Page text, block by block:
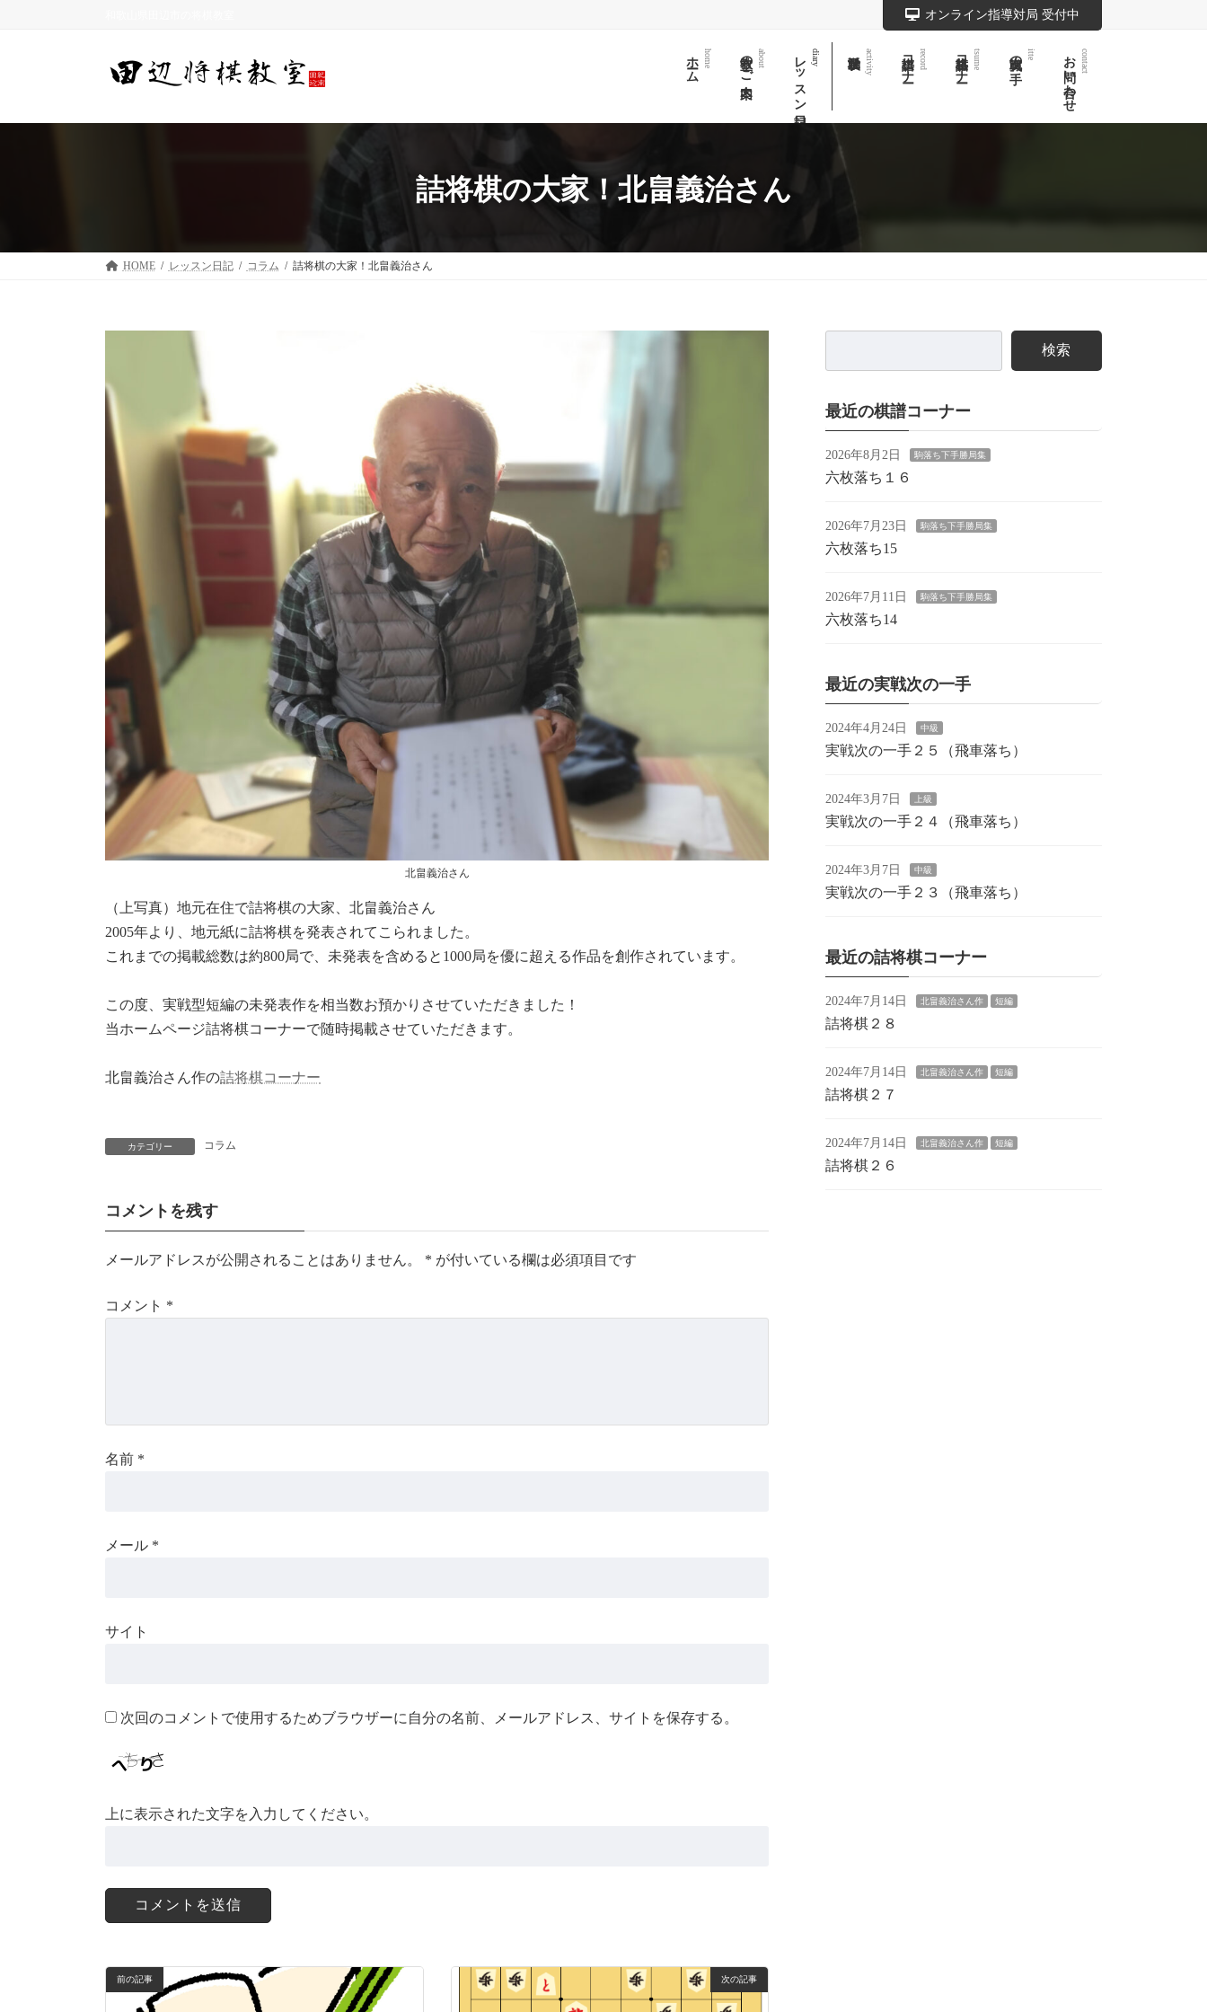
ス
ン
オンライン指導対局 受付中
ホーム home 教室のご案内 about レッスン日記 diary activity 棋譜コーナー record 詰将棋コーナー tsume 実戦次の一手 itte お問い合わせ contact
詰将棋の大家！北畠義治さん
HOME レッスン日記 コラム 詰将棋の大家！北畠義治さん
北畠義治さん
（上写真）地元在住で詰将棋の大家、北畠義治さん
2005年より、地元紙に詰将棋を発表されてこられました。
これまでの掲載総数は約800局で、未発表を含めると1000局を優に超える作品を創作されています。
この度、実戦型短編の未発表作を相当数お預かりさせていただきました！
当ホームページ詰将棋コーナーで随時掲載させていただきます。
北畠義治さん作の詰将棋コーナー
カテゴリー コラム
コメントを残す
メールアドレスが公開されることはありません。 * が付いている欄は必須項目です
コメント *
名前 *
メール *
サイト
次回のコメントで使用するためブラウザーに自分の名前、メールアドレス、サイトを保存する。
上に表示された文字を入力してください。
前の記事 次の記事
検索
最近の棋譜コーナー
2026年8月2日 駒落ち下手勝局集
六枚落ち１６
2026年7月23日 駒落ち下手勝局集
六枚落ち15
2026年7月11日 駒落ち下手勝局集
六枚落ち14
最近の実戦次の一手
2024年4月24日 中級
実戦次の一手２５（飛車落ち）
2024年3月7日 上級
実戦次の一手２４（飛車落ち）
2024年3月7日 中級
実戦次の一手２３（飛車落ち）
最近の詰将棋コーナー
2024年7月14日 北畠義治さん作 短編
詰将棋２８
2024年7月14日 北畠義治さん作 短編
詰将棋２７
2024年7月14日 北畠義治さん作 短編
詰将棋２６